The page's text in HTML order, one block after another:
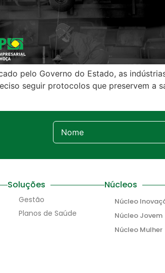
pelo Governo do Estado, as
seguir protocolos que preservem
Soluções
Gestão
Planos de Saúde
Núcleos
Núcleo
Núcleo Jovem
Núcleo Mulher